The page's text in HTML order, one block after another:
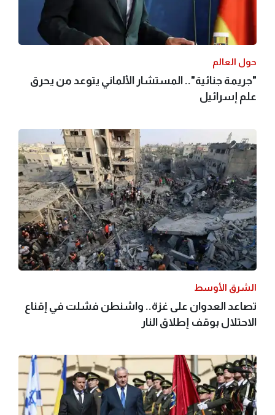
حول العالم
"جريمة جنائية".. المستشار الألماني يتوعد من يحرق
علم إسرائيل
الشرق الأوسط
تصاعد العدوان على غزة.. واشنطن فشلت في إقناع
الاحتلال بوقف إطلاق النار